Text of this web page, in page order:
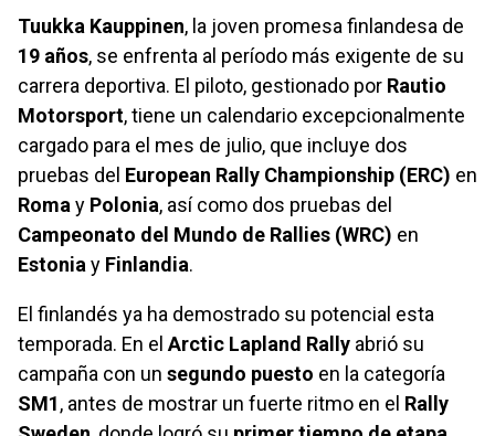
Tuukka Kauppinen, la joven promesa finlandesa de
19 años, se enfrenta al período más exigente de su
carrera deportiva. El piloto, gestionado por Rautio
Motorsport, tiene un calendario excepcionalmente
cargado para el mes de julio, que incluye dos
pruebas del European Rally Championship (ERC) en
Roma y Polonia, así como dos pruebas del
Campeonato del Mundo de Rallies (WRC) en
Estonia y Finlandia.
El finlandés ya ha demostrado su potencial esta
temporada. En el Arctic Lapland Rally abrió su
campaña con un segundo puesto en la categoría
SM1, antes de mostrar un fuerte ritmo en el Rally